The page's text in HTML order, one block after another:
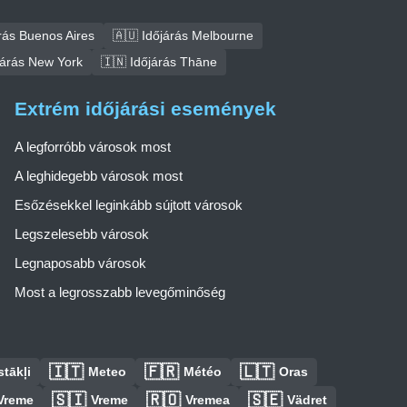
Buenos Aires
🇦🇺 Időjárás Melbourne
New York 🇮🇳 Időjárás Thāne
Extrém időjárási események
A legforróbb városok most
A leghidegebb városok most
Esőzésekkel leginkább sújtott városok
Legszelesebb városok
Legnaposabb városok
Most a legrosszabb levegőminőség
🇮🇹 Meteo 🇫🇷 Météo 🇱🇹 Oras
🇸🇮 Vreme 🇷🇴 Vremea 🇸🇪 Vädret